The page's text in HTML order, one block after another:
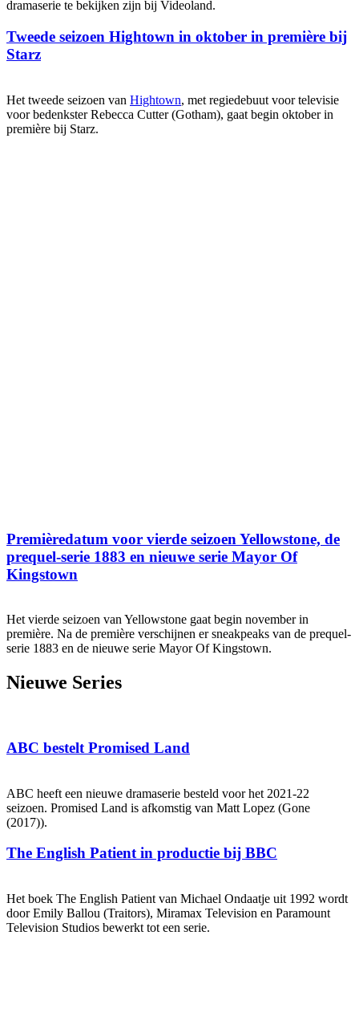
dramaserie te bekijken zijn bij Videoland.
Tweede seizoen Hightown in oktober in première bij
Starz
Het tweede seizoen van Hightown, met regiedebuut voor televisie
voor bedenkster Rebecca Cutter (Gotham), gaat begin oktober in
première bij Starz.
Premièredatum voor vierde seizoen Yellowstone, de
prequel-serie 1883 en nieuwe serie Mayor Of
Kingstown
Het vierde seizoen van Yellowstone gaat begin november in
première. Na de première verschijnen er sneakpeaks van de prequel-
serie 1883 en de nieuwe serie Mayor Of Kingstown.
Nieuwe Series
ABC bestelt Promised Land
ABC heeft een nieuwe dramaserie besteld voor het 2021-22
seizoen. Promised Land is afkomstig van Matt Lopez (Gone
(2017)).
The English Patient in productie bij BBC
Het boek The English Patient van Michael Ondaatje uit 1992 wordt
door Emily Ballou (Traitors), Miramax Television en Paramount
Television Studios bewerkt tot een serie.